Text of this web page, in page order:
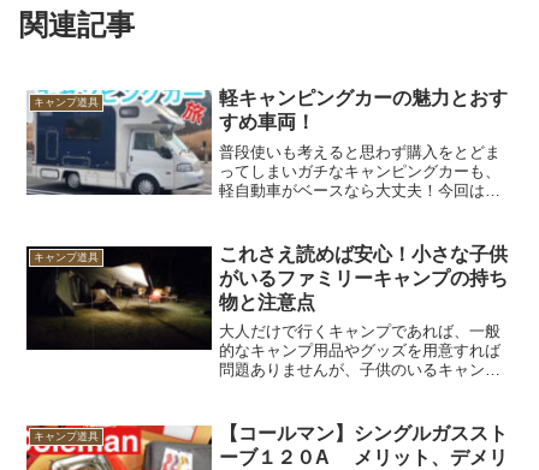
関連記事
キャンプ道具
軽キャンピングカーの魅力とおす
すめ車両！
普段使いも考えると思わず購入をとどま
ってしまいガチなキャンピングカーも、
軽自動車がベースなら大丈夫！今回は普
キャンピングカーの魅力！気軽に普段使
いが可能！その名の通り、...
キャンプ道具
これさえ読めば安心！小さな子供
がいるファミリーキャンプの持ち
物と注意点
大人だけで行くキャンプであれば、一般
的なキャンプ用品やグッズを用意すれば
問題ありませんが、子供のいるキャンプ
万全な準備をして出かけるべきです。こ
の記事では、そんな「小さ...
キャンプ道具
【コールマン】シングルガススト
ーブ１２０A メリット、デメリ